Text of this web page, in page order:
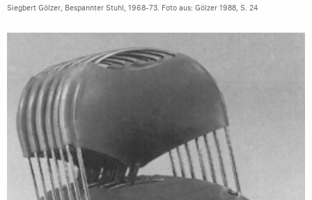
Siegbert Gölzer, Bespannter Stuhl, 1968-73. Foto aus: Gölzer 1988, S. 24